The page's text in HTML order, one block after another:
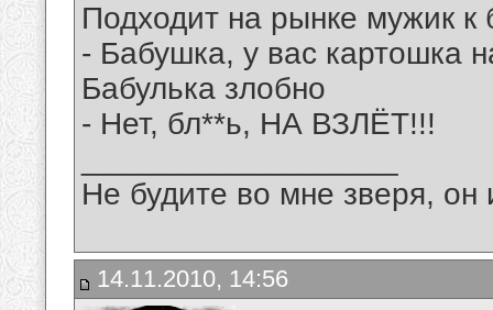
Подходит на рынке мужик к
- Бабушка, у вас картошка
Бабулька злобно
- Нет, бл**ь, НА ВЗЛЁТ!!!
Не будите во мне зверя, он
14.11.2010, 14:56